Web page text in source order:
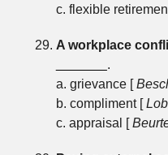
c. flexible
A workplace
.
a. grievance [
b. compliment [Lob
c. appraisal [